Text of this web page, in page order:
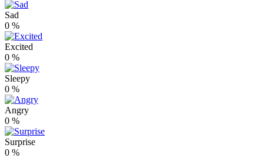
Sad
0 %
Excited
0 %
Sleepy
0 %
Angry
0 %
Surprise
0 %